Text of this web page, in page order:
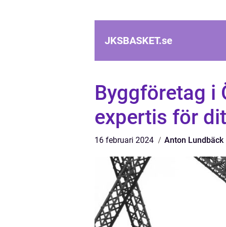
JKSBASKET.se
Byggföretag i
expertis för
16 februari 2024 Anton Lundbäck